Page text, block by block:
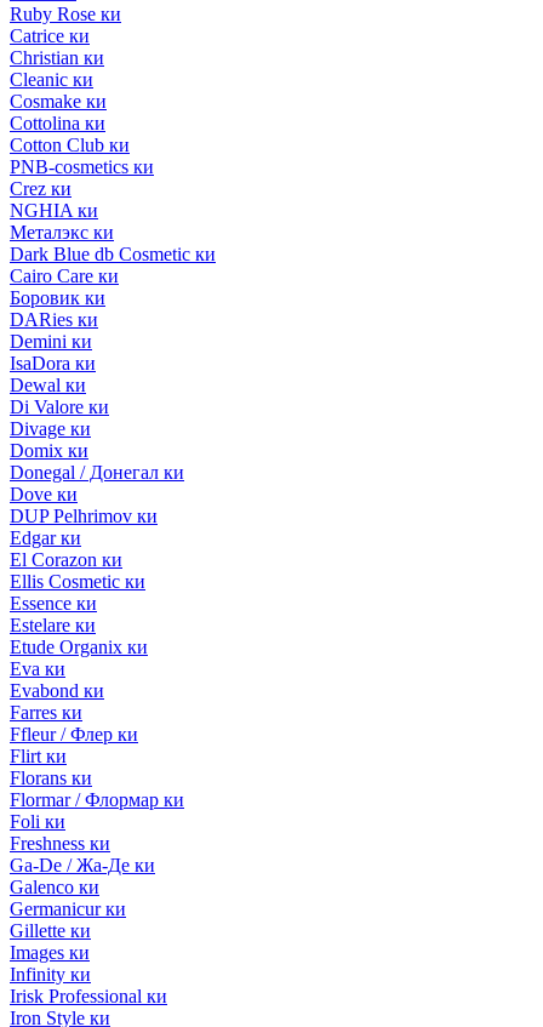
Ruby Rose ки
Catrice ки
Christian ки
Cleanic ки
Cosmake ки
Cottolina ки
Cotton Club ки
PNB-cosmetics ки
Crez ки
NGHIA ки
Металэкс ки
Dark Blue db Cosmetic ки
Cairo Care ки
Боровик ки
DARies ки
Demini ки
IsaDora ки
Dewal ки
Di Valore ки
Divage ки
Domix ки
Donegal / Донегал ки
Dove ки
DUP Pelhrimov ки
Edgar ки
El Corazon ки
Ellis Cosmetic ки
Essence ки
Estelare ки
Etude Organix ки
Eva ки
Evabond ки
Farres ки
Ffleur / Флер ки
Flirt ки
Florans ки
Flormar / Флормар ки
Foli ки
Freshness ки
Ga-De / Жа-Де ки
Galenco ки
Germanicur ки
Gillette ки
Images ки
Infinity ки
Irisk Professional ки
Iron Style ки